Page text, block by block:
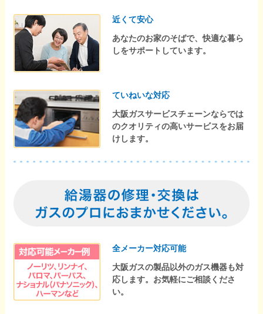
近くて安心
あなたのお家のそばで、快適な暮ら
しをサポートしています。
ていねいな対応
大阪ガスサービスチェーンならでは
のクオリティの高いサービスをお届
けします。
全メーカー対応可能
大阪ガスの製品以外のガス機器も対
応します。お気軽にご相談くださ
い。